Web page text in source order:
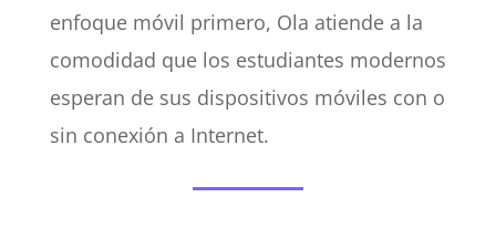
enfoque móvil primero, Ola atiende a la
comodidad que los estudiantes modernos
esperan de sus dispositivos móviles con o
sin conexión a Internet.